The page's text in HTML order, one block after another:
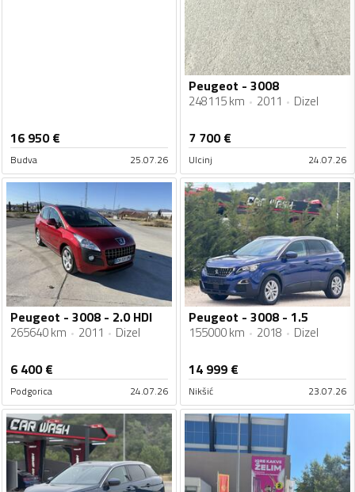
16 950€
Budva 25.07.26
Peugeot - 3008
248115 km 2011 Dizel
7 700€
Ulcinj 24.07.26
Peugeot - 3008 - 2.0 HDI
265640 km 2011 Dizel
6 400€
Podgorica 24.07.26
Peugeot - 3008 - 1.5
155000 km 2018 Dizel
14 999 €
Nikšić 23.07.26